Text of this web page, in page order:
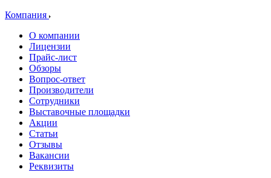
Компания
О компании
Лицензии
Прайс-лист
Обзоры
Вопрос-ответ
Производители
Сотрудники
Выставочные площадки
Акции
Статьи
Отзывы
Вакансии
Реквизиты